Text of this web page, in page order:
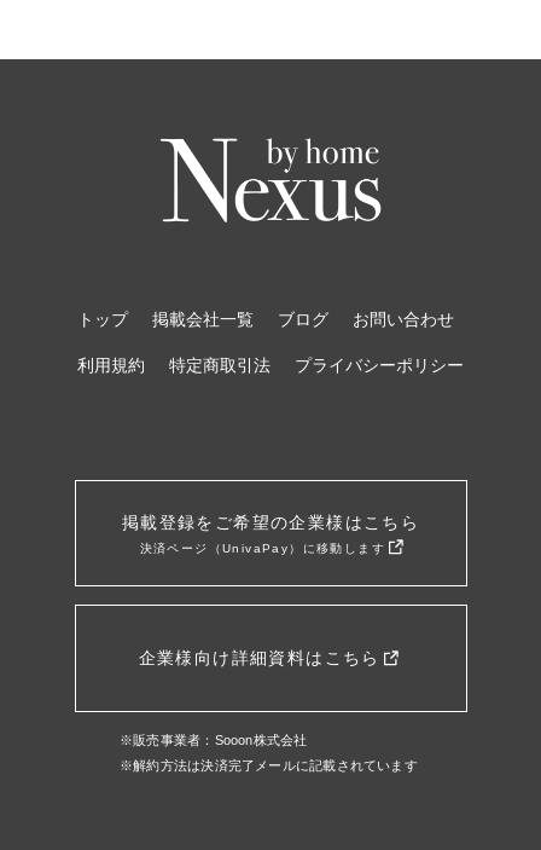
トップ 掲載会社一覧 ブログ お問い合わせ
利用規約 特定商取引法 プライバシーポリシー
掲載登録をご希望の企業様はこちら
決済ページ（UnivaPay）に移動します
企業様向け詳細資料はこちら
※販売事業者：Sooon株式会社
※解約方法は決済完了メールに記載されています